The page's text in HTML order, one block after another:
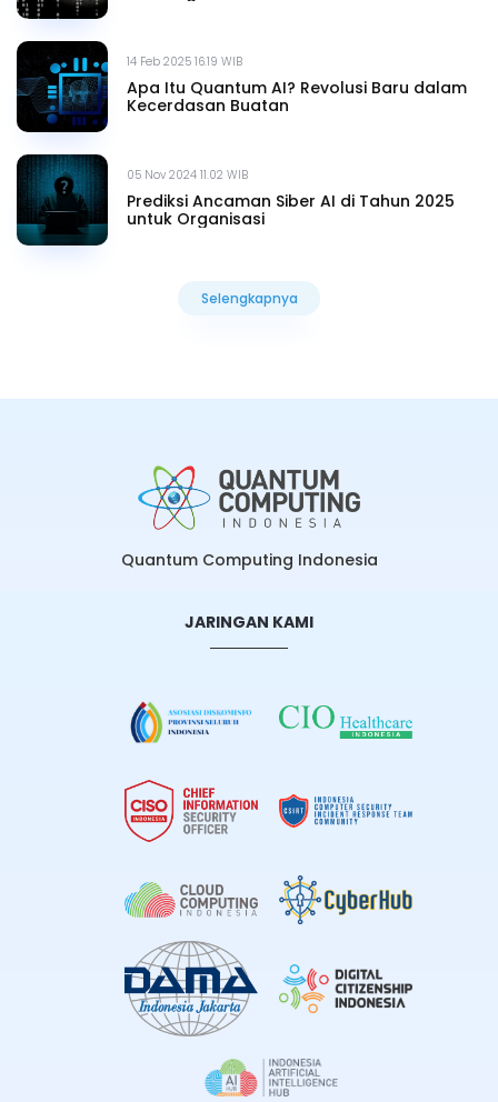
14 Feb 2025 16.19 WIB
Apa Itu Quantum AI? Revolusi Baru dalam
Kecerdasan Buatan
05 Nov 2024 11.02 WIB
Prediksi Ancaman Siber AI di Tahun 2025
untuk Organisasi
Selengkapnya
Quantum Computing Indonesia
JARINGAN KAMI